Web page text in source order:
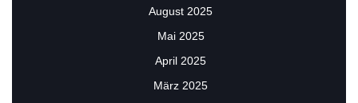
August 2025
Mai 2025
April 2025
März 2025